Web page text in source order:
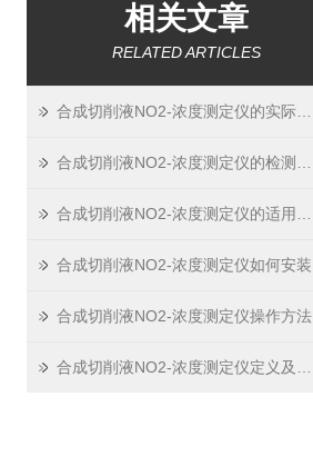
相关文章
RELATED ARTICLES
合成切削液NO2-浓度测定仪如何安装
合成切削液NO2-浓度测定仪操作方法